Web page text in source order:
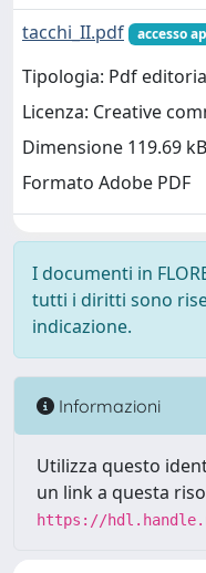
tacchi_II.pdf
accesso
Tipologia: Pdf
Licenza: Creative
Dimensione 119.69 kB
Formato Adobe PDF
I documenti in
tutti i diritti sono
indicazione.
Informazioni
Utilizza questo
un link a questa
https://